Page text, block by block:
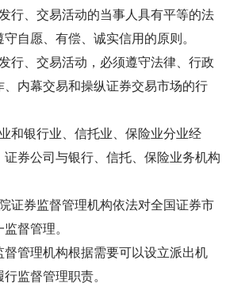
行、交易活动的当事人具有平等的法
自愿、有偿、诚实信用的原则。
行、交易活动，必须遵守法律、行政
内幕交易和操纵证券交易市场的行
和银行业、信托业、保险业分业经
券公司与银行、信托、保险业务机构
证券监督管理机构依法对全国证券市
督管理。
管理机构根据需要可以设立派出机
监督管理职责。